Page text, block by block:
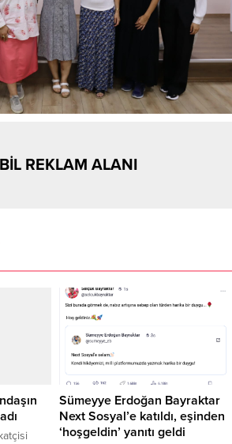
REKLAM ALANI
Sümeyye Erdoğan Bayraktar
Next Sosyal’e katıldı, eşinden
‘hoşgeldin’ yanıtı geldi